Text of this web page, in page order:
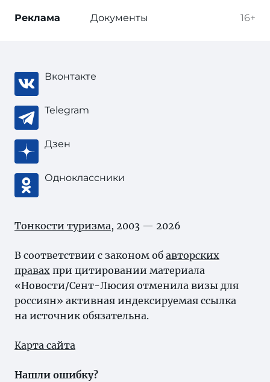
16+
Реклама Документы
Вконтакте
Telegram
Дзен
Одноклассники
Тонкости туризма, 2003 — 2026
В соответствии с законом об авторских
правах при цитировании материала
«Новости/Сент-Люсия отменила визы для
россиян» активная индексируемая ссылка
на источник обязательна.
Карта сайта
Нашли ошибку?